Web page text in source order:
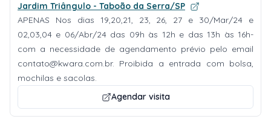
Jardim Triângulo - Taboão da Serra/SP
APENAS Nos dias 19,20,21, 23, 26, 27 e 30/Mar/24 e
02,03,04 e 06/Abr/24 das 09h às 12h e das 13h às 16h-
com a necessidade de agendamento prévio pelo email
contato@kwara.com.br. Proibida a entrada com bolsa,
mochilas e sacolas.
Agendar visita